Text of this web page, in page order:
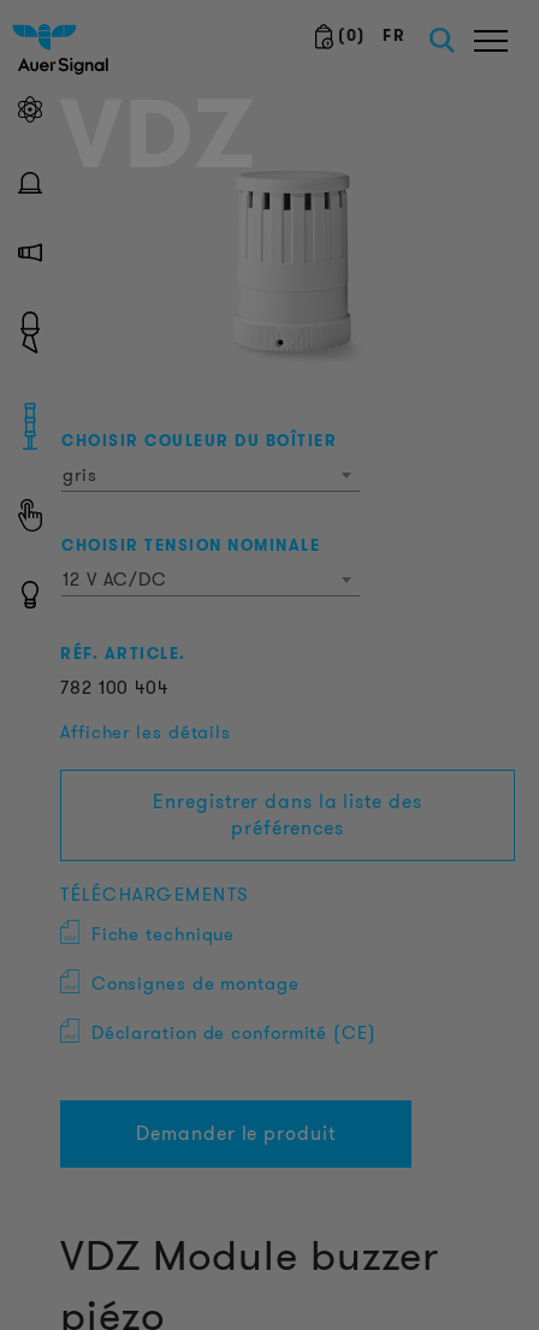
(0) FR
VDZ
CHOISIR COULEUR DU BOÎTIER
gris
CHOISIR TENSION NOMINALE
12 V AC/DC
RÉF. ARTICLE.
782 100 404
Afficher les détails
Enregistrer dans la liste des
préférences
TÉLÉCHARGEMENTS
Fiche technique
Consignes de montage
Déclaration de conformité (CE)
Demander le produit
VDZ Module buzzer
piézo